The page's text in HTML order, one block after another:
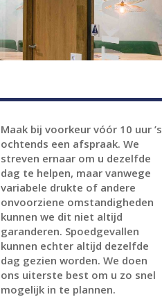
Maak bij voorkeur vóór 10 uur ’s
ochtends een afspraak. We
streven ernaar om u dezelfde
dag te helpen, maar vanwege
variabele drukte of andere
onvoorziene omstandigheden
kunnen we dit niet altijd
garanderen. Spoedgevallen
kunnen echter altijd dezelfde
dag gezien worden. We doen
ons uiterste best om u zo snel
mogelijk in te plannen.